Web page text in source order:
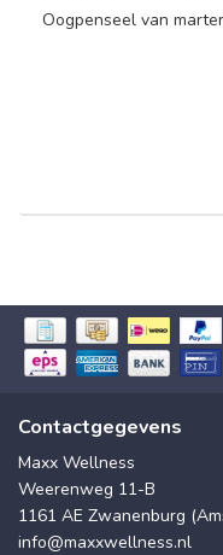
Oogpenseel van
Contactgegevens
Maxx Wellness
Weerenweg 11-B
1161 AE Zwanenburg
info@maxxwellness.nl